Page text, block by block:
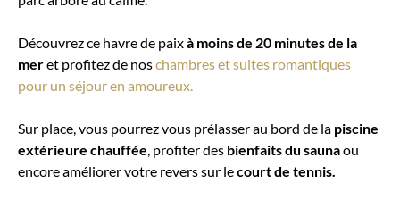
Découvrez ce havre de paixà moins de 20 minutes de la
meret profitez de noschambres et suites romantiques
pour un séjour en amoureux.
Sur place, vous pourrez vous prélasser au bord de la piscine
extérieure chauffée, profiter des bienfaits du saunaou
encore améliorer votre revers sur lecourt de tennis.